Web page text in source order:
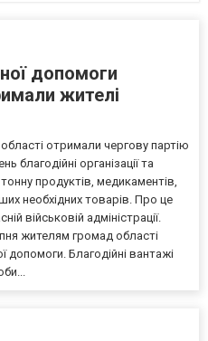
допомоги
жителі
отримали чергову партію
благодійні організації та
продуктів, медикаментів,
необхідних товарів. Про це
військовій адміністрації.
жителям громад області
допомоги. Благодійні вантажі